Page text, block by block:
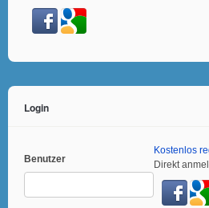
Login
Benutzer
Kostenlos
Direkt